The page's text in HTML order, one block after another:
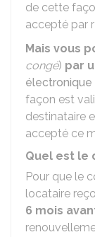
de cette
accepté par
Mais vous
congé) par
électronique
façon est
destinataire
accepté ce
Quel est le
Pour que le
locataire
6 mois